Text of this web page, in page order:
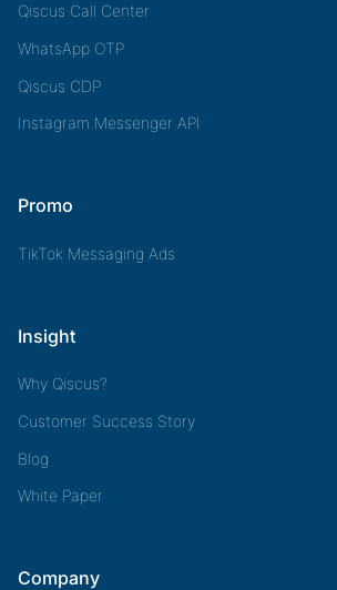
Qiscus Call Center
WhatsApp OTP
Qiscus CDP
Instagram Messenger API
Promo
TikTok Messaging Ads
Insight
Why Qiscus?
Customer Success Story
Blog
White Paper
Company